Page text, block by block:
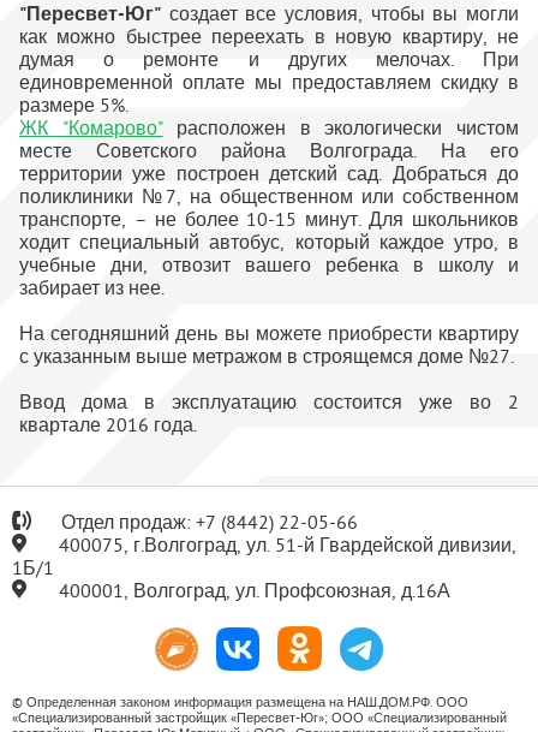
"Пересвет-Юг" создает все условия, чтобы вы могли
как можно быстрее переехать в новую квартиру, не
думая о ремонте и других мелочах. При
единовременной оплате мы предоставляем скидку в
размере 5%.
ЖК "Комарово"расположен в экологически чистом
месте Советского района Волгограда. На его
территории уже построен детский сад. Добраться до
поликлиники №7, на общественном или собственном
транспорте, – не более 10-15 минут. Для школьников
ходит специальный автобус, который каждое утро, в
учебные дни, отвозит вашего ребенка в школу и
забирает из нее.
На сегодняшний день вы можете приобрести квартиру
с указанным выше метражом в строящемся доме №27.
Ввод дома в эксплуатацию состоится уже во 2
квартале 2016 года.
Отдел продаж: +7 (8442) 22-05-66
400075, г.Волгоград, ул. 51-й Гвардейской дивизии,
1Б/1
400001, Волгоград, ул. Профсоюзная, д.16А
© Определенная законом информация размещена на НАШ.ДОМ.РФ. ООО
«Специализированный застройщик «Пересвет-Юг»; ООО «Специализированный